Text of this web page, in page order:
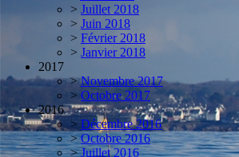
> Juillet 2018
> Juin 2018
> Février 2018
> Janvier 2018
2017
> Novembre 2017
> Octobre 2017
2016
> Décembre 2016
> Octobre 2016
> Juillet 2016